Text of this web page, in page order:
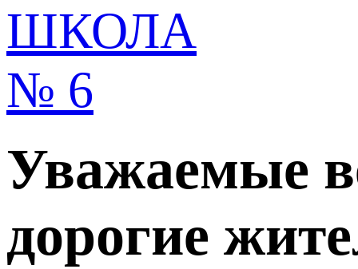
Уважаемые
дорогие